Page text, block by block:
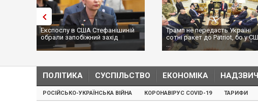
Експослу в США Стефанішиній
обрали запобіжний захід
Трамп не передасть Україні
сотні ракет до Patriot, бо у
...
ПОЛІТИКА СУСПІЛЬСТВО ЕКОНОМІКА
РОСІЙСЬКО-УКРАЇНСЬКА ВІЙНА КОРОНАВІРУС COVID-19 ТАРИФИ